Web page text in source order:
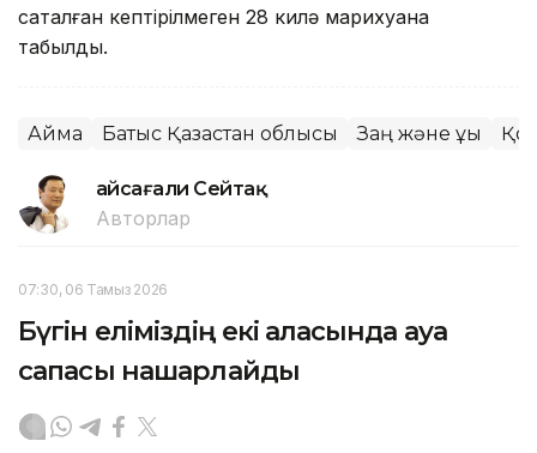
сақталған кептірілмеген 28 килә марихуана
табылды.
Аймақ Батыс Қазақстан облысы Заң және құқық
Ғайсағали Сейтақ
Авторлар
07:30, 06 Тамыз 2026
Бүгін еліміздің екі қаласында ауа
сапасы нашарлайды